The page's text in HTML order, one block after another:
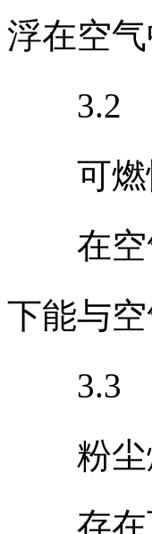
浮在空
3.2
可燃性
在空气
下能与
3.3
粉尘爆
存在可